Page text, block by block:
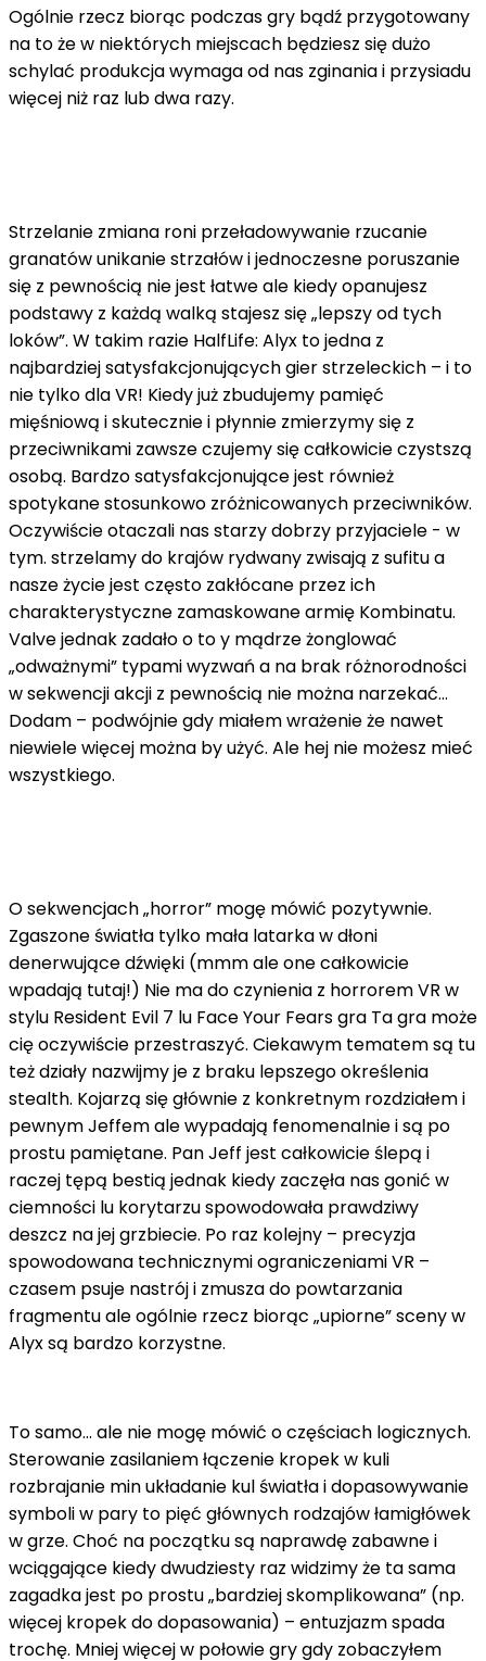
Ogólnie rzecz biorąc podczas gry bądź przygotowany
na to że w niektórych miejscach będziesz się dużo
schylać produkcja wymaga od nas zginania i przysiadu
więcej niż raz lub dwa razy.
Strzelanie zmiana roni przeładowywanie rzucanie
granatów unikanie strzałów i jednoczesne poruszanie
się z pewnością nie jest łatwe ale kiedy opanujesz
podstawy z każdą walką stajesz się „lepszy od tych
loków”. W takim razie HalfLife: Alyx to jedna z
najbardziej satysfakcjonujących gier strzeleckich – i to
nie tylko dla VR! Kiedy już zbudujemy pamięć
mięśniową i skutecznie i płynnie zmierzymy się z
przeciwnikami zawsze czujemy się całkowicie czystszą
osobą. Bardzo satysfakcjonujące jest również
spotykane stosunkowo zróżnicowanych przeciwników.
Oczywiście otaczali nas starzy dobrzy przyjaciele - w
tym. strzelamy do krajów rydwany zwisają z sufitu a
nasze życie jest często zakłócane przez ich
charakterystyczne zamaskowane armię Kombinatu.
Valve jednak zadało o to y mądrze żonglować
„odważnymi” typami wyzwań a na brak różnorodności
w sekwencji akcji z pewnością nie można narzekać…
Dodam – podwójnie gdy miałem wrażenie że nawet
niewiele więcej można by użyć. Ale hej nie możesz mieć
wszystkiego.
O sekwencjach „horror” mogę mówić pozytywnie.
Zgaszone światła tylko mała latarka w dłoni
denerwujące dźwięki (mmm ale one całkowicie
wpadają tutaj!) Nie ma do czynienia z horrorem VR w
stylu Resident Evil 7 lu Face Your Fears gra Ta gra może
cię oczywiście przestraszyć. Ciekawym tematem są tu
też działy nazwijmy je z braku lepszego określenia
stealth. Kojarzą się głównie z konkretnym rozdziałem i
pewnym Jeffem ale wypadają fenomenalnie i są po
prostu pamiętane. Pan Jeff jest całkowicie ślepą i
raczej tępą bestią jednak kiedy zaczęła nas gonić w
ciemności lu korytarzu spowodowała prawdziwy
deszcz na jej grzbiecie. Po raz kolejny – precyzja
spowodowana technicznymi ograniczeniami VR –
czasem psuje nastrój i zmusza do powtarzania
fragmentu ale ogólnie rzecz biorąc „upiorne” sceny w
Alyx są bardzo korzystne.
To samo... ale nie mogę mówić o częściach logicznych.
Sterowanie zasilaniem łączenie kropek w kuli
rozbrajanie min układanie kul światła i dopasowywanie
symboli w pary to pięć głównych rodzajów łamigłówek
w grze. Choć na początku są naprawdę zabawne i
wciągające kiedy dwudziesty raz widzimy że ta sama
zagadka jest po prostu „bardziej skomplikowana” (np.
więcej kropek do dopasowania) – entuzjazm spada
trochę. Mniej więcej w połowie gry gdy zobaczyłem